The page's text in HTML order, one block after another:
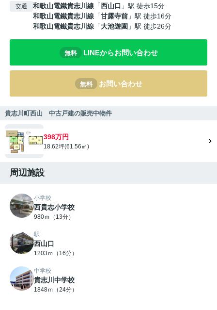
交通 和歌山電鐵貴志川線 「西山口 」駅 徒歩15分
和歌山電鐵貴志川線 「甘露寺前 」駅 徒歩16分
和歌山電鐵貴志川線 「大池遊園 」駅 徒歩26分
無料 LINEからお問い合わせ
無料 お問い合わせ
貴志川町西山 中古戸建の販売中物件
398万円
18.62坪(61.56㎡)
周辺施設
小学校
西貴志小学校
980ｍ（13分）
駅
西山口
1203ｍ（16分）
中学校
貴志川中学校
1848ｍ（24分）